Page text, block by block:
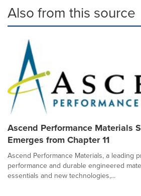
Also from this source
Ascend Performance Materials
Emerges from Chapter 11
Ascend Performance Materials, a leading
performance and durable engineered
essentials and new technologies,...